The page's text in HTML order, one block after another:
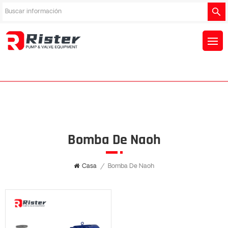
Bomba De Naoh
Casa / Bomba De Naoh